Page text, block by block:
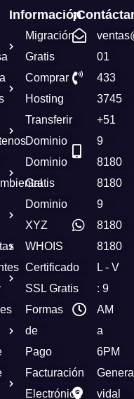
Información
Migración
Gratis
Comprar
Hosting
Transferir
Dominio
Dominio
Gratis
Dominio
XYZ
WHOIS
Certificado
SSL Gratis
Formas
de
Pago
Facturación
Electrónica
01
433
3745
+51
9
8180
8180
9
8180
8180
L - V
: 9
AM
a
6PM
vidal